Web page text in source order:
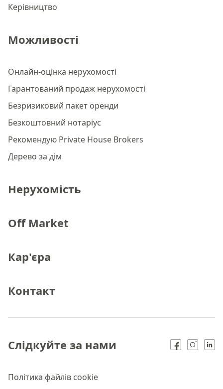
Керівництво
Можливості
Онлайн-оцінка нерухомості
Гарантований продаж нерухомості
Безризиковий пакет оренди
Безкоштовний нотаріус
Рекомендую Private House Brokers
Дерево за дім
Нерухомість
Off Market
Кар'єра
Контакт
Політика файлів cookie
Слідкуйте за нами